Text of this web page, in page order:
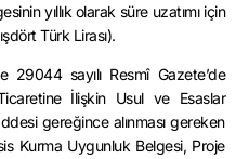
yıllık olarak süre uzatımı için
Türk Lirası).
sayılı Resmî Gazete’de
İlişkin Usul ve Esaslar
gereğince alınması gereken
Kurma Uygunluk Belgesi, Proje